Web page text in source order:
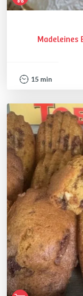
Madeleines
15 min